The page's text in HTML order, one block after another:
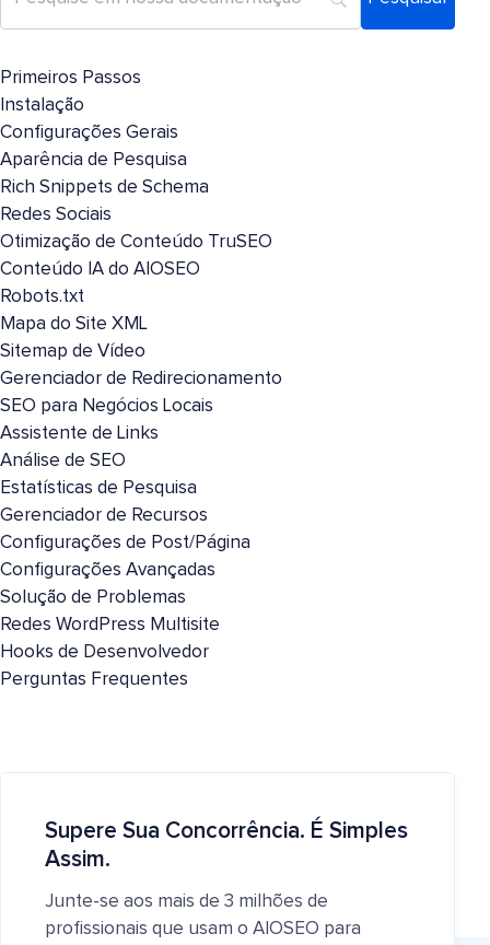
Primeiros Passos
Instalação
Configurações Gerais
Aparência de Pesquisa
Rich Snippets de Schema
Redes Sociais
Otimização de Conteúdo TruSEO
Conteúdo IA do AIOSEO
Robots.txt
Mapa do Site XML
Sitemap de Vídeo
Gerenciador de Redirecionamento
SEO para Negócios Locais
Assistente de Links
Análise de SEO
Estatísticas de Pesquisa
Gerenciador de Recursos
Configurações de Post/Página
Configurações Avançadas
Solução de Problemas
Redes WordPress Multisite
Hooks de Desenvolvedor
Perguntas Frequentes
Supere Sua Concorrência. É Simples
Assim.
Junte-se aos mais de 3 milhões de
profissionais que usam o AIOSEO para